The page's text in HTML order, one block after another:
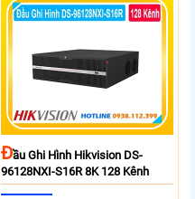
ĐẦu Ghi Hình Hikvision DS-
96128NXI-S16R 8K 128 Kênh